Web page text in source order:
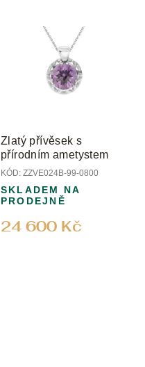
Zlatý přívěsek s
přírodním ametystem
KÓD: ZZVE024B-99-0800
24 600 Kč
SKLADEM NA
PRODEJNĚ